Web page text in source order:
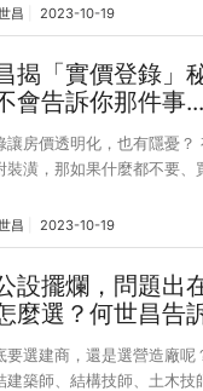
《平均地權條例 》中「預
度的預售屋實登交易件數
2022 年：約 8.2 萬件 由於
所以我們捉
昌 2023-10-19
揭「實價登錄」
會告訴你那件事...
讓房價透明化，也有隱憂
裝潢，那如果什麼都不要、
算不含裝潢也只扣一點點，
房屋買賣市場自然就走向
只要看實價登錄實施已久
案多含裝修，而裝修的價格
以，當初很多人吹捧實登
昌 2023-10-19
設擺爛，問題出
麼選？何世昌告
，還是選營造廠呢？ 在台灣，建商比較像「系統整合者」
建築師、結構技師、土木技